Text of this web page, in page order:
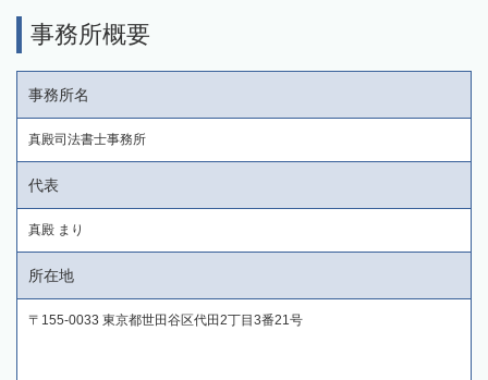
事務所概要
事務所名
真殿司法書士事務所
代表
真殿 まり
所在地
〒155-0033 東京都世田谷区代田2丁目3番21号